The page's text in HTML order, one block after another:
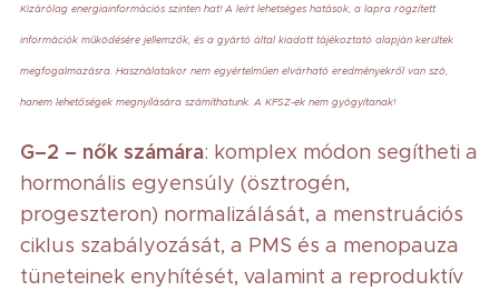
Kizárólag energiainformációs szinten hat! A leírt lehetséges hatások, a lapra rögzített
információk működésére jellemzők, és a gyártó által kiadott tájékoztató alapján kerültek
megfogalmazásra. Használatakor nem egyértelműen elvárható eredményekről van szó,
hanem lehetőségek megnyílására számíthatunk. A KFSZ-ek nem gyógyítanak!
G–2 – nők számára: komplex módon segítheti a
hormonális egyensúly (ösztrogén,
progeszteron) normalizálását, a menstruációs
ciklus szabályozását, a PMS és a menopauza
tüneteinek enyhítését, valamint a reproduktív